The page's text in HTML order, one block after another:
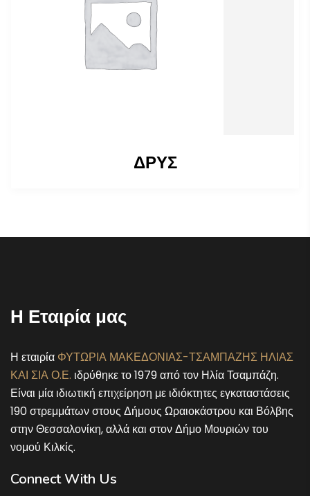
ΔΡΥΣ
Η Εταιρία μας
Η εταιρία ΦΥΤΩΡΙΑ ΜΑΚΕΔΟΝΙΑΣ-ΤΣΑΜΠΑΖΗΣ ΗΛΙΑΣ
ΚΑΙ ΣΙΑ Ο.Ε. ιδρύθηκε το 1979 από τον Ηλία Τσαμπάζη.
Είναι μία ιδιωτική επιχείρηση με ιδιόκτητες εγκαταστάσεις
190 στρεμμάτων στους Δήμους Ωραιοκάστρου και Βόλβης
στην Θεσσαλονίκη, αλλά και στον Δήμο Μουριών του
νομού Κιλκίς.
Connect With Us